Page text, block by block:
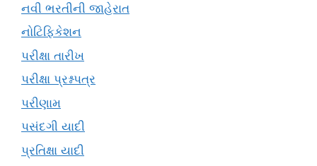
નવી ભરતીની જાહેરાત
નોટિફિકેશન
પરીક્ષા તારીખ
પરીક્ષા પ્રશ્નપત્ર
પરીણામ
પસંદગી યાદી
પ્રતિક્ષા યાદી